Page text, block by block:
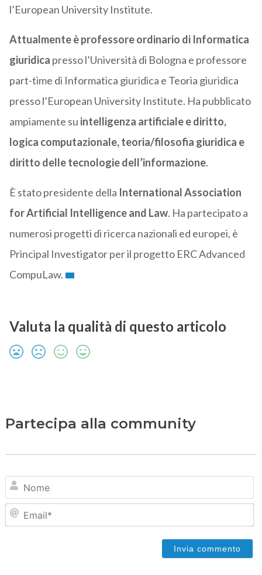
l’European University Institute.
Attualmente è professore ordinario di Informatica
giuridica presso l’Università di Bologna e professore
part-time di Informatica giuridica e Teoria giuridica
presso l’European University Institute. Ha pubblicato
ampiamente su intelligenza artificiale e diritto,
logica computazionale, teoria/filosofia giuridica e
diritto delle tecnologie dell’informazione.
È stato presidente della International Association
for Artificial Intelligence and Law. Ha partecipato a
numerosi progetti di ricerca nazionali ed europei, è
Principal Investigator per il progetto ERC Advanced
CompuLaw.
Valuta la qualità di questo articolo
Partecipa alla community